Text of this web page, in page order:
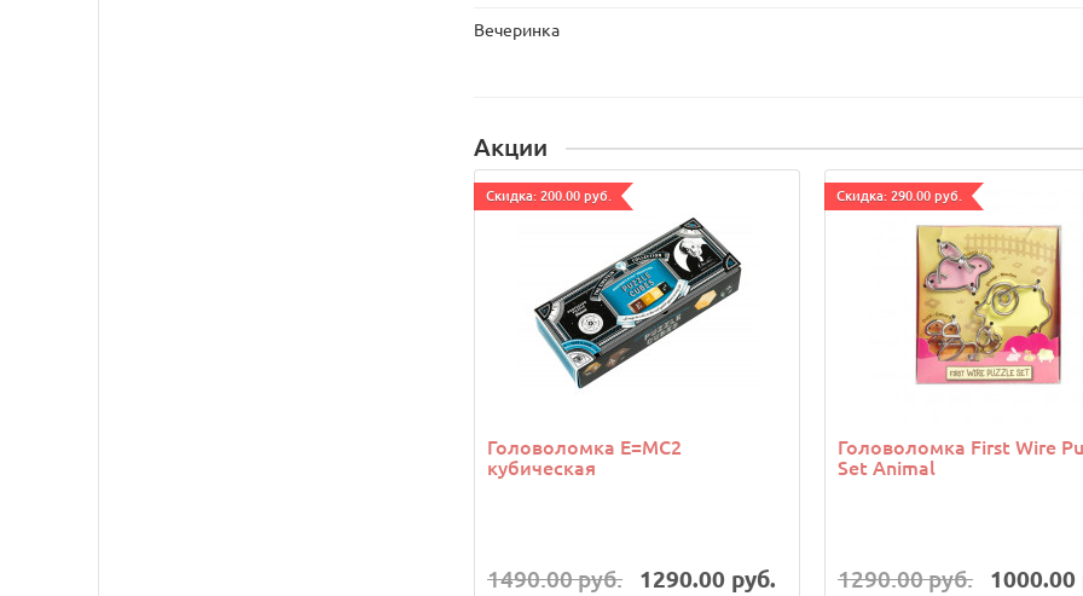
Вечеринка
Акции
Cкидка: 200.00 руб.
Головоломка E=MC2
кубическая
1490.00 руб. 1290.00 руб.
Cкидка: 290.00 руб.
Головоломка First Wire
Set Animal
1290.00 руб. 1000.00